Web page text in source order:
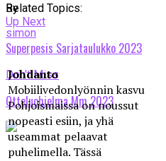
Related Topics:
Up Next
Superpesis Sarjataulukko 2023
Don't Miss
Otteluohjelma Mm 2023
By
simon
Johdanto
Mobiilivedonlyönnin kasvu
Pohjoismaissa on noussut
nopeasti esiin, ja yhä
useammat pelaavat
puhelimella. Tässä